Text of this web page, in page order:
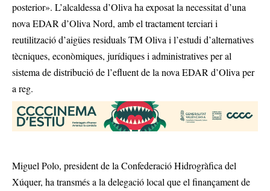
posterior». L’alcaldessa d’Oliva ha exposat la necessitat d’una
nova EDAR d’Oliva Nord, amb el tractament terciari i
reutilització d’aigües residuals TM Oliva i l’estudi d’alternatives
tècniques, econòmiques, jurídiques i administratives per al
sistema de distribució de l’efluent de la nova EDAR d’Oliva per
a reg.
Miguel Polo, president de la Confederació Hidrogràfica del
Xúquer, ha transmés a la delegació local que el finançament de